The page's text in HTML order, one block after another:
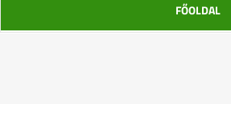
FŐOLDAL